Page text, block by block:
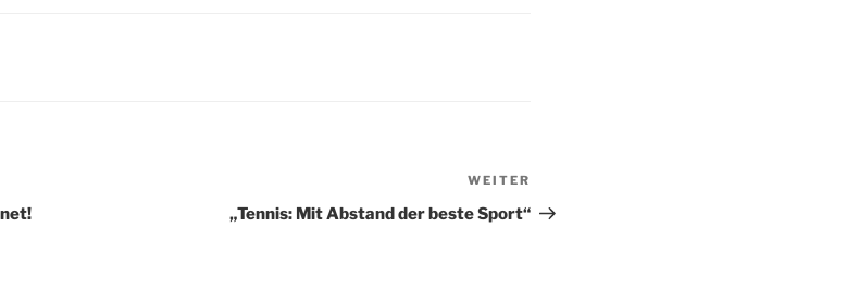
Beitrag
WEITER
„Tennis: Mit Abstand der beste Sport“